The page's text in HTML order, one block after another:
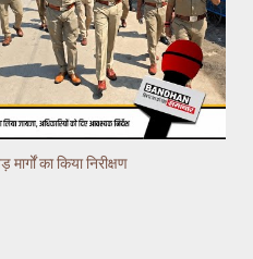
का किया निरीक्षण